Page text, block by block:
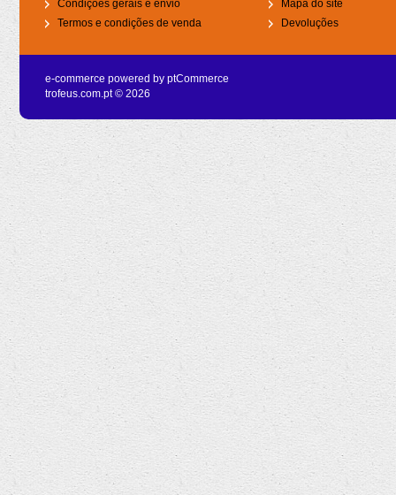
Condições gerais e envio
Termos e condições de venda
Mapa do site
Devoluções
e-commerce powered by ptCommerce
trofeus.com.pt © 2026